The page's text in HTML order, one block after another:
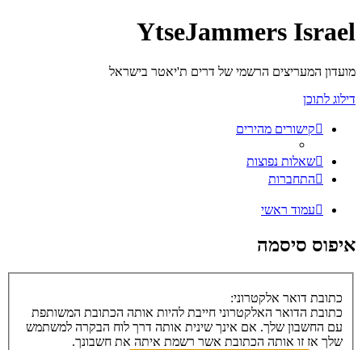
YtseJammers Israel
מועדון המעריצים הרשמי של דרים ת'יאטר בישראל
דילוג לתוכן
קישורים מהירים
שאלות נפוצות
התחברות
עמוד ראשי
איפוס סיסמה
כתובת דואר אלקטרוני:
כתובת הדואר האלקטרוני חייבת להיות אותה הכתובת המשותפת
עם החשבון שלך. אם אינך שינית אותה דרך לוח הבקרה למשתמש
שלך אז זו אותה הכתובת אשר רשמת איתה את חשבונך.